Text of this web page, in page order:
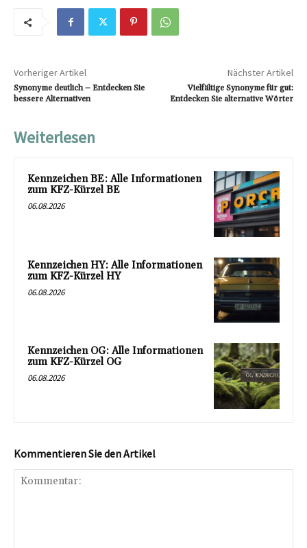
Vorheriger Artikel
Synonyme deutlich – Entdecken Sie
bessere Alternativen
Nächster Artikel
Vielfältige Synonyme für gut:
Entdecken Sie alternative Wörter
Weiterlesen
Kennzeichen BE: Alle Informationen
zum KFZ-Kürzel BE
06.08.2026
Kennzeichen HY: Alle Informationen
zum KFZ-Kürzel HY
06.08.2026
Kennzeichen OG: Alle Informationen
zum KFZ-Kürzel OG
06.08.2026
Kommentieren Sie den Artikel